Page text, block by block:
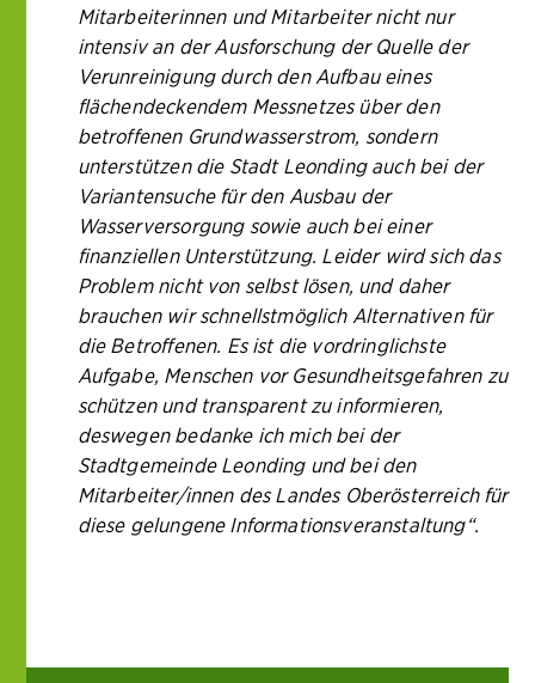
Mitarbeiterinnen und Mitarbeiter nicht nur
intensiv an der Ausforschung der Quelle der
Verunreinigung durch den Aufbau eines
flächendeckendem Messnetzes über den
betroffenen Grundwasserstrom, sondern
unterstützen die Stadt Leonding auch bei der
Variantensuche für den Ausbau der
Wasserversorgung sowie auch bei einer
finanziellen Unterstützung. Leider wird sich das
Problem nicht von selbst lösen, und daher
brauchen wir schnellstmöglich Alternativen für
die Betroffenen. Es ist die vordringlichste
Aufgabe, Menschen vor Gesundheitsgefahren zu
schützen und transparent zu informieren,
deswegen bedanke ich mich bei der
Stadtgemeinde Leonding und bei den
Mitarbeiter/innen des Landes Oberösterreich für
diese gelungene Informationsveranstaltung“.